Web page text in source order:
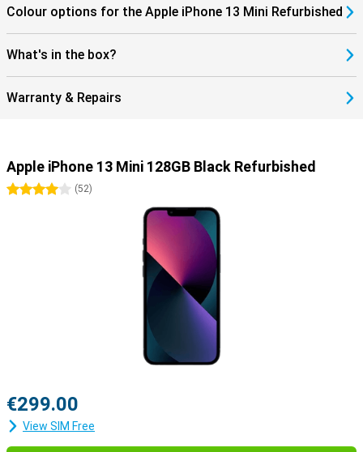
Colour options for the Apple iPhone 13 Mini Refurbished
What's in the box?
Warranty & Repairs
Apple iPhone 13 Mini 128GB Black Refurbished
4 stars(52)
€299.00
View SIM Free